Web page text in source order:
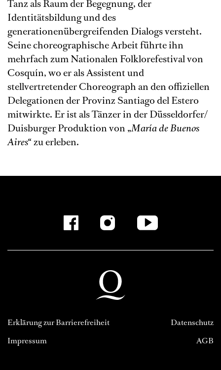
Tanz als Raum der Begegnung, der
Identitätsbildung und des
generationenübergreifenden Dialogs versteht.
Seine choreographische Arbeit führte ihn
mehrfach zum Nationalen Folklorefestival von
Cosquín, wo er als Assistent und
stellvertretender Choreograph an den offiziellen
Delegationen der Provinz Santiago del Estero
mitwirkte. Er ist als Tänzer in der Düsseldorfer/
Duisburger Produktion von „María de Buenos
Aires“zu erleben.
Erklärung zur Barrierefreiheit
Impressum
Datenschutz
AGB